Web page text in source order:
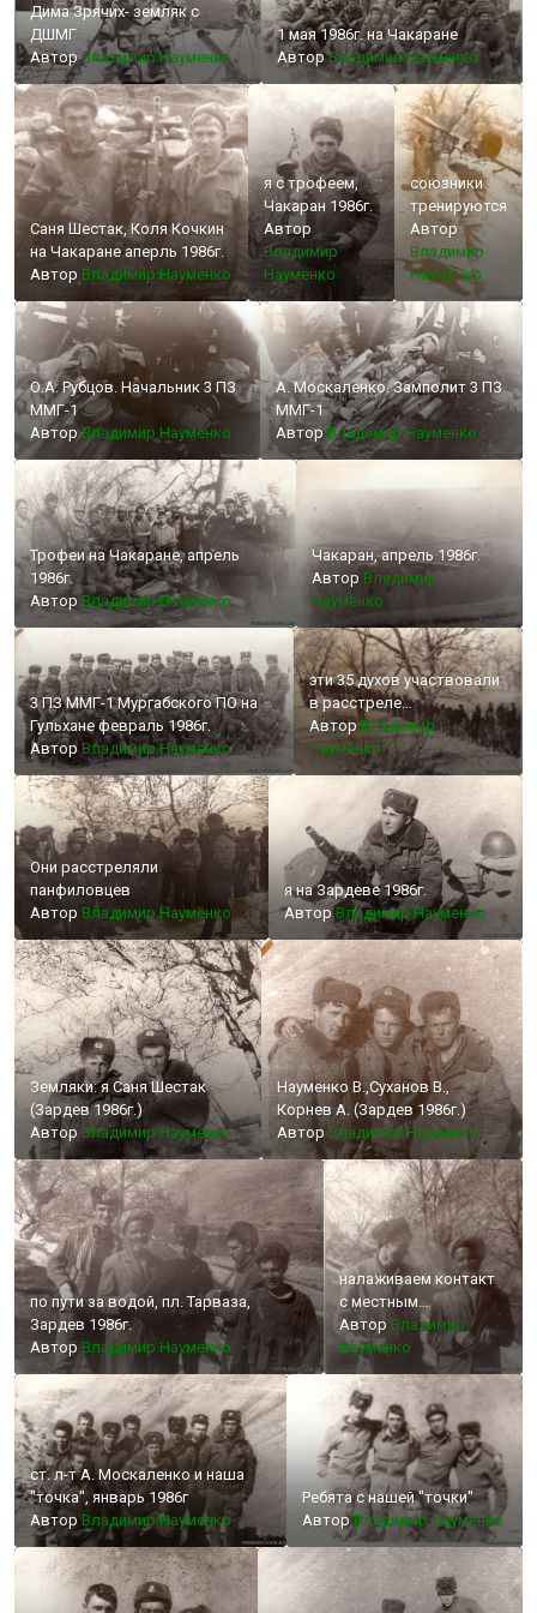
Дима Зрячих- земляк с
ДШМГ
АвторВладимир Науменко
1 мая 1986г. на Чакаране
АвторВладимир Науменко
Саня Шестак, Коля Кочкин
на Чакаране аперль 1986г.
Автор Владимир Науменко
я с трофеем,
Чакаран 1986г.
Автор
Владимир
Науменко
союзники
тренируются
Автор
Владимир
Науменко
О.А. Рубцов. Начальник 3 ПЗ
ММГ-1
АвторВладимир Науменко
А. Москаленко. Замполит 3 ПЗ
ММГ-1
АвторВладимир Науменко
Трофеи на Чакаране, апрель
1986г.
Автор Владимир Науменко
Чакаран, апрель 1986г.
Автор Владимир
Науменко
3 ПЗ ММГ-1 Мургабского ПО на
Гульхане февраль 1986г.
Автор Владимир Науменко
эти 35 духов участвовали
в расстреле
Панфиловской заставы
АвторВладимир
Науменко
Они расстреляли
панфиловцев
Автор Владимир Науменко
я на Зардеве 1986г.
АвторВладимир Науменко
Земляки: я Саня Шестак
(Зардев 1986г.)
Автор Владимир Науменко
Науменко В.,Суханов В.,
Корнев А. (Зардев 1986г.)
Автор Владимир Науменко
по пути за водой, пл. Тарваза,
Зардев 1986г.
Автор Владимир Науменко
налаживаем контакт
с местным
населением. пл.
Тарваза, Зардев
Автор Владимир
Науменко
ст. л-т А. Москаленко и наша
"точка", январь 1986г
Автор Владимир Науменко
Ребята с нашей "точки"
АвторВладимир Науменко